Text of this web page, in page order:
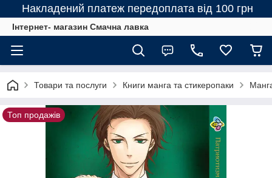
Накладений платеж передоплата від 100 грн
Інтернет- магазин Смачна лавка
Товари та послуги Книги манга та стикеропаки
Топ продажів